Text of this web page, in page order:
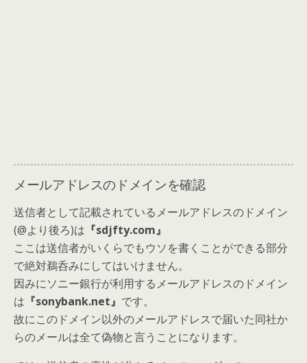
メールアドレスのドメインを確認
送信者として記載されているメールアドレスのドメイン
(@より後ろ)は 『sdjfty.com』
ここは送信者がいくらでもウソを書くことができる部分
で絶対鵜呑みにしてはいけません。
因みにソニー銀行が利用するメールアドレスのドメイン
は 『sonybank.net』 です。
故にこのドメイン以外のメールアドレスで届いた同社か
らのメールは全て偽物と言うことになります。